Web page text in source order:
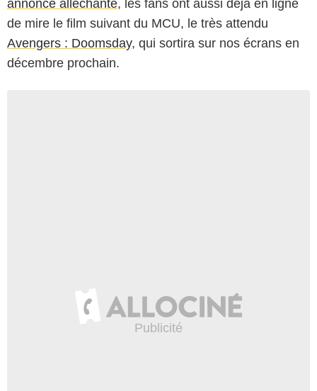
annonce alléchante, les fans ont aussi déjà en ligne
de mire le film suivant du MCU, le très attendu
Avengers : Doomsday, qui sortira sur nos écrans en
décembre prochain.